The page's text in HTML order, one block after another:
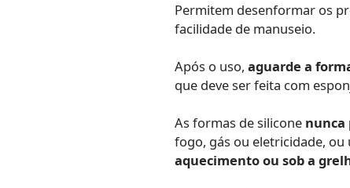
Permitem desenformar os
facilidade de manuseio.
Após o uso,aguarde a
que deve ser feita com
As formas de silicone nunca
fogo, gás ou eletricidade,
aquecimento ou sob a